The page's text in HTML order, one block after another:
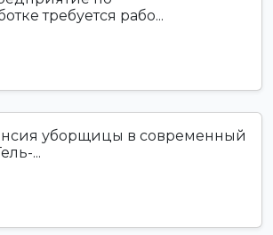
требуется рабо...
уборщицы в современный
...